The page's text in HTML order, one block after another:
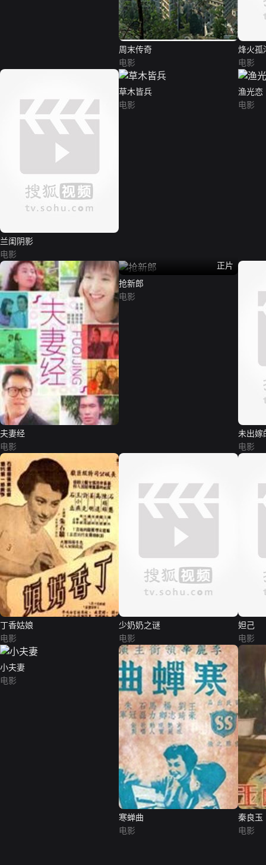
周末传奇
电影
烽火孤
电影
兰闺阴影
电影
草木皆兵
电影
渔光恋
电影
夫妻经
电影
正片
抢新郎
电影
未出嫁
电影
丁香姑娘
电影
少奶奶之谜
电影
妲己
电影
小夫妻
电影
寒蝉曲
电影
秦良玉
电影